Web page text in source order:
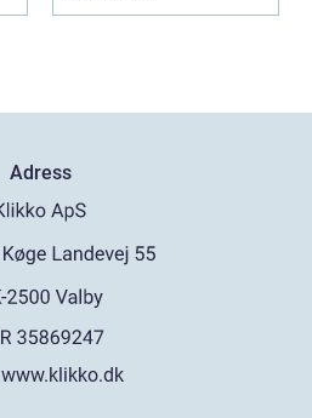
Adress
www.klikko.dk